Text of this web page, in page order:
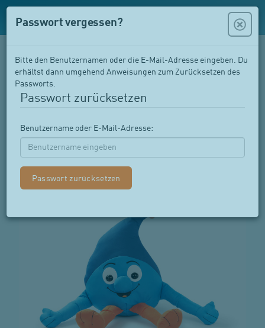
Passwort vergessen?
Bitte den Benutzernamen oder die E-Mail-Adresse eingeben. Du
erhältst dann umgehend Anweisungen zum Zurücksetzen des
Passworts.
Passwort zurücksetzen
Benutzername oder E-Mail-Adresse:
Shop